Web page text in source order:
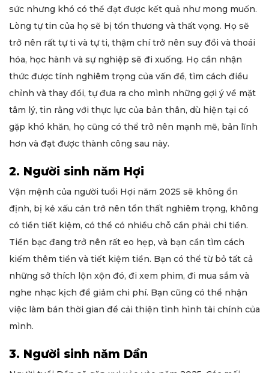
sức nhưng khó có thể đạt được kết quả như mong muốn.
Lòng tự tin của họ sẽ bị tổn thương và thất vọng. Họ sẽ
trở nên rất tự ti và tự ti, thậm chí trở nên suy đồi và thoái
hóa, học hành và sự nghiệp sẽ đi xuống. Họ cần nhận
thức được tính nghiêm trọng của vấn đề, tìm cách điều
chỉnh và thay đổi, tự đưa ra cho mình những gợi ý về mặt
tâm lý, tin rằng với thực lực của bản thân, dù hiện tại có
gặp khó khăn, họ cũng có thể trở nên mạnh mẽ, bản lĩnh
hơn và đạt được thành công sau này.
2. Người sinh năm Hợi
Vận mệnh của người tuổi Hợi năm 2025 sẽ không ổn
định, bị kẻ xấu cản trở nên tổn thất nghiêm trọng, không
có tiền tiết kiệm, có thể có nhiều chỗ cần phải chi tiền.
Tiền bạc đang trở nên rất eo hẹp, và bạn cần tìm cách
kiếm thêm tiền và tiết kiệm tiền. Bạn có thể từ bỏ tất cả
những sở thích lộn xộn đó, đi xem phim, đi mua sắm và
nghe nhạc kịch để giảm chi phí. Bạn cũng có thể nhận
việc làm bán thời gian để cải thiện tình hình tài chính của
mình.
3. Người sinh năm Dần